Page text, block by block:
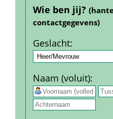
Wie ben jij?
contact­gegevens)
Geslacht:
Naam (voluit):